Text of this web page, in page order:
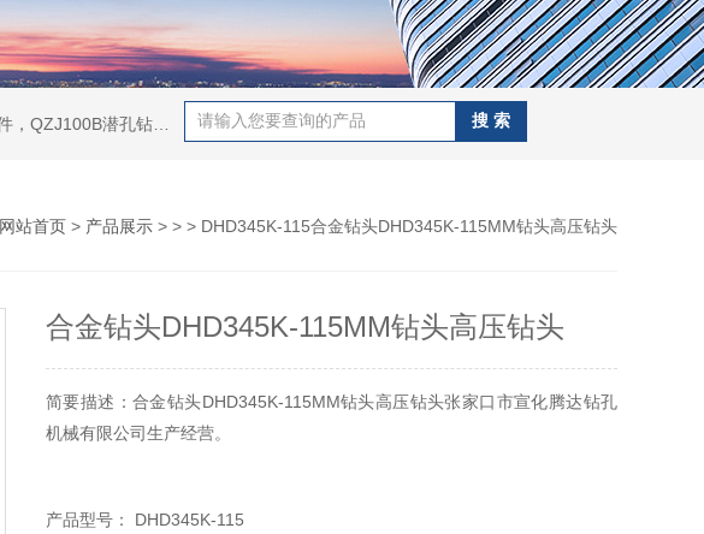
网站首页 > 产品展示 > > > DHD345K-115合金钻头DHD345K-115MM钻头高压钻头
合金钻头DHD345K-115MM钻头高压钻头
简要描述：合金钻头DHD345K-115MM钻头高压钻头张家口市宣化腾达钻孔
机械有限公司生产经营。
产品型号： DHD345K-115